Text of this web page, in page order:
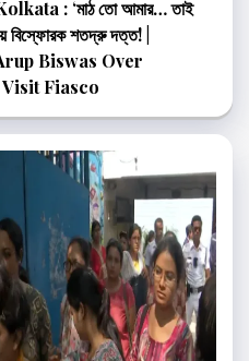
: ‘মাঠ তো আমার… তাই
বিস্ফোরক শতদ্রু দত্ত! |
Biswas Over
Fiasco